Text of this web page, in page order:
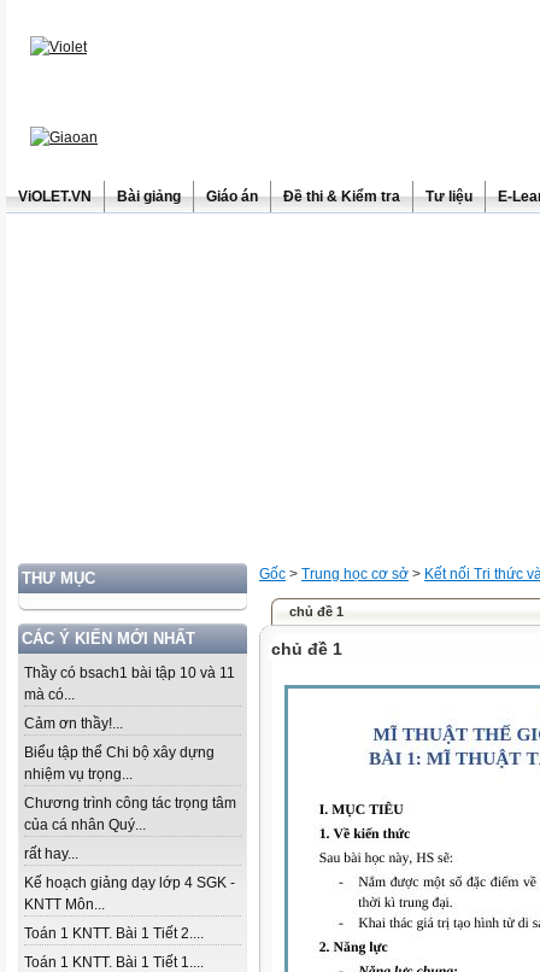
ViOLET.VN Bài giảng Giáo án Đề thi & Kiểm tra Tư liệu E-
THƯ MỤC
CÁC Ý KIẾN MỚI NHẤT
Thầy có bsach1 bài tập 10 và 11
mà có...
Cảm ơn thầy!...
Biểu tập thể Chi bộ xây dựng
nhiệm vụ trọng...
Chương trình công tác trọng tâm
của cá nhân Quý...
rất hay...
Kế hoạch giảng dạy lớp 4 SGK -
KNTT Môn...
Toán 1 KNTT. Bài 1 Tiết 2....
Toán 1 KNTT. Bài 1 Tiết 1....
Gốc > Trung học cơ sở > Kết nối Tri thức
chủ đề 1
chủ đề 1